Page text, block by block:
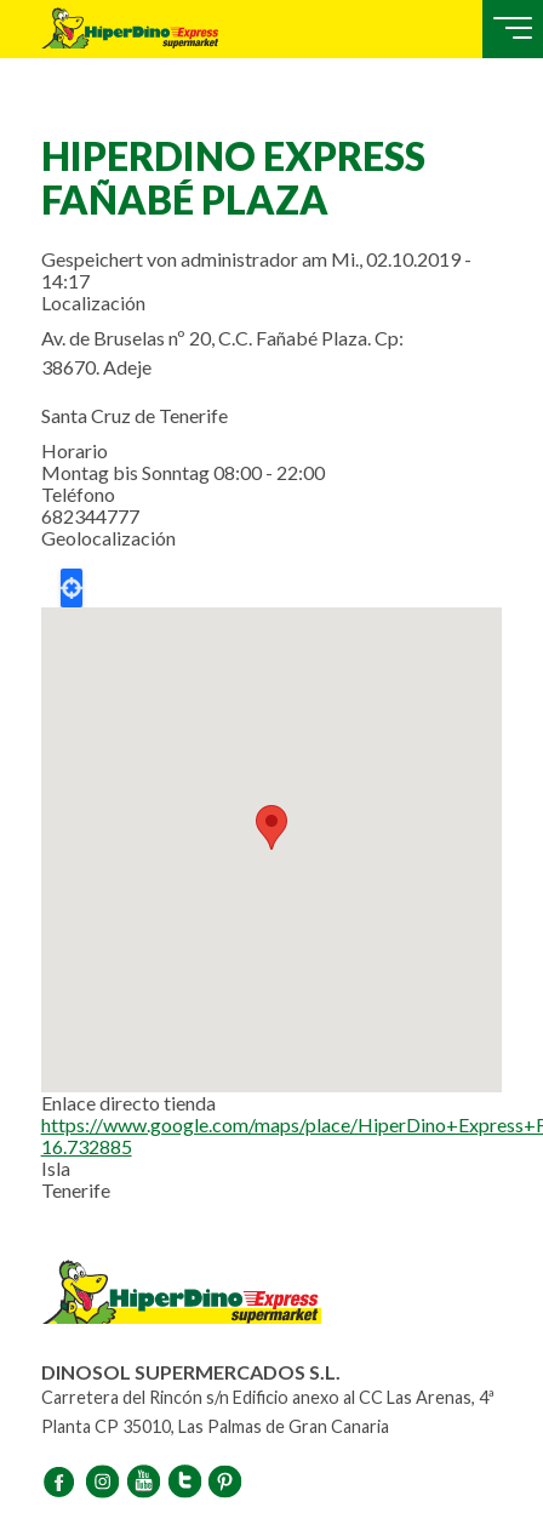
HIPERDINO EXPRESS
FAÑABÉ PLAZA
Gespeichert vonadministradoram Mi., 02.10.2019 -
14:17
Localización
Av. de Bruselas nº 20, C.C. Fañabé Plaza. Cp:
38670. Adeje
Santa Cruz de Tenerife
Horario
Montag bis Sonntag 08:00 - 22:00
Teléfono
682344777
Geolocalización
Enlace directo tienda
https://www.google.com/maps/place/
16.732885
Isla
Tenerife
DINOSOL SUPERMERCADOS S.L.
Carretera del Rincón s/n Edificio anexo al CC Las Arenas, 4ª
Planta CP 35010, Las Palmas de Gran Canaria